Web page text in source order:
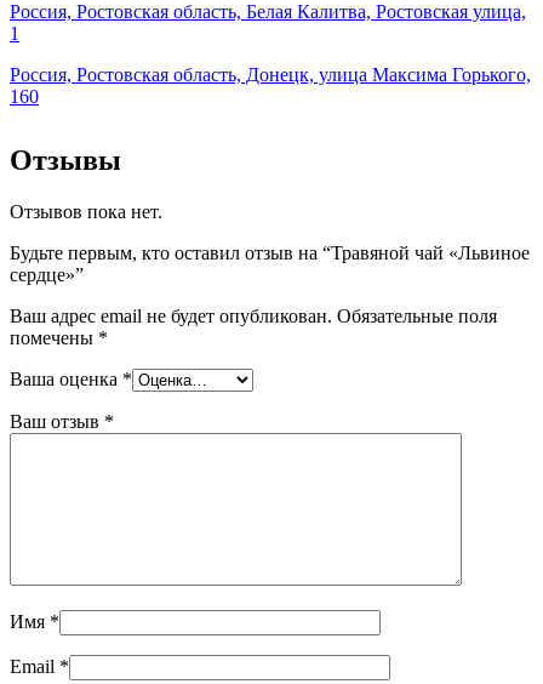
Россия, Ростовская область, Белая Калитва, Ростовская улица,
1
Россия, Ростовская область, Донецк, улица Максима Горького,
160
Отзывы
Отзывов пока нет.
Будьте первым, кто оставил отзыв на “Травяной чай «Львиное
сердце»”
Ваш адрес email не будет опубликован. Обязательные поля
помечены *
Ваша оценка *
Ваш отзыв *
Имя *
Email *